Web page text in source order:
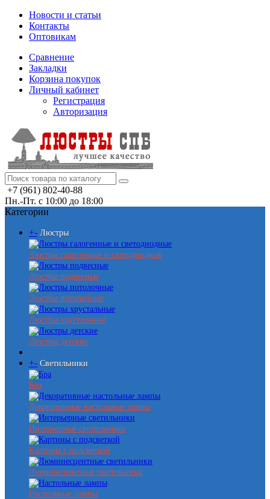
Новости и статьи
Контакты
Оптовикам
Сравнение
Закладки
Корзина покупок
Личный кабинет
Регистрация
Авторизация
+7 (961) 802-40-88
Пн.-Пт. с 10:00 до 18:00
Категории
+- Люстры
Люстры галогенные и светодиодные
Люстры подвесные
Люстры потолочные
Люстры хрустальные
Люстры детские
+- Светильники
Бра
Декоративные настольные лампы
Интерьерные светильники
Картины с подсветкой
Люминесцентные светильники
Настольные лампы